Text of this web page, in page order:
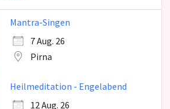
Mantra-Singen
7 Aug. 26
Pirna
Heilmeditation - Engelabend
12 Aug. 26